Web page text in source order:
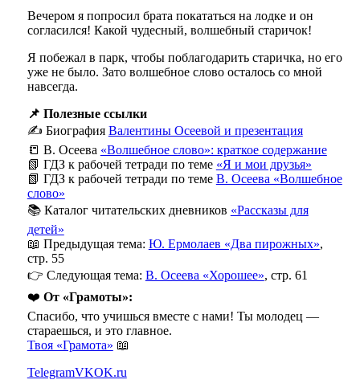
Вечером я попросил брата покататься на лодке и он
согласился! Какой чудесный, волшебный старичок!
Я побежал в парк, чтобы поблагодарить старичка, но его
уже не было. Зато волшебное слово осталось со мной
навсегда.
📌 Полезные ссылки
✍️ Биография Валентины Осеевой и презентация
📒 В. Осеева «Волшебное слово»: краткое содержание
📗 ГДЗ к рабочей тетради по теме «Я и мои друзья»
📗 ГДЗ к рабочей тетради по теме В. Осеева «Волшебное
слово»
📚 Каталог читательских дневников «Рассказы для
детей»
📖 Предыдущая тема: Ю. Ермолаев «Два пирожных»,
стр. 55
👉 Следующая тема: В. Осеева «Хорошее», стр. 61
❤️ От «Грамоты»:
Спасибо, что учишься вместе с нами! Ты молодец —
стараешься, и это главное.
Твоя «Грамота» 📖
TelegramVKOK.ru